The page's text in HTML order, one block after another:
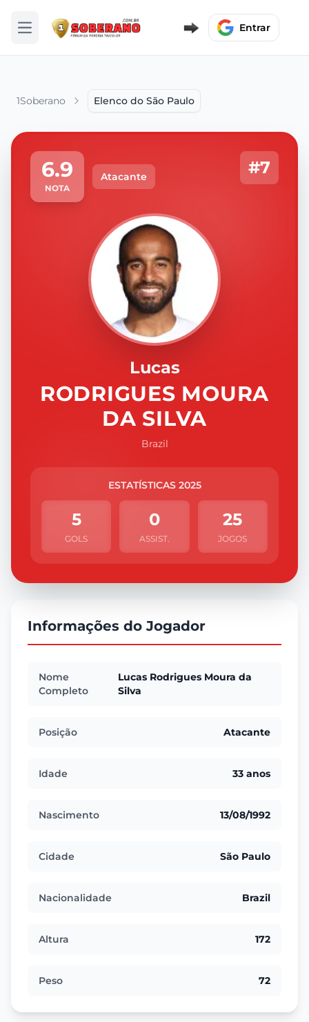
Abrir menu Entrar
1Soberano Elenco do São Paulo
6.9
NOTA
Atacante #7
Lucas
RODRIGUES MOURA
DA SILVA
Brazil
ESTATÍSTICAS 2025
5
GOLS
0
ASSIST.
25
JOGOS
Informações do Jogador
Nome
Completo
Lucas Rodrigues Moura da
Silva
Posição Atacante
Idade 33 anos
Nascimento 13/08/1992
Cidade São Paulo
Nacionalidade Brazil
Altura 172
Peso 72